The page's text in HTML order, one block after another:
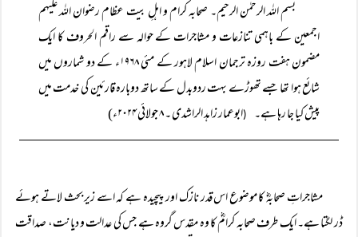
بسم اللہ الرحمٰن الرحیم۔ صحابہ کرام و اہلِ بیت عظام رضوان اللہ علیہم
اجمعین کے باہمی تنازعات و مشاجرات کے حوالہ سے راقم الحروف کا ایک
مضمون ہفت روزہ ترجمان اسلام لاہور کے مئی ۱۹۶۸ء کے دو شماروں میں
شائع ہوا تھا جسے تھوڑے بہت ردوبدل کے ساتھ دوبارہ قارئین کی خدمت میں
پیش کیا جا رہا ہے۔ (ابوعمار زاہد الراشدی ۔ ۸ جولائی ۲۰۲۴ء)
مشاجراتِ صحابہؓ کا موضوع اس قدر نازک اور پیچیدہ ہے کہ اسے زیر بحث لاتے ہوئے
ڈر لگتا ہے۔ ایک طرف صحابہ کرامؓ کا وہ مقدس گروہ ہے جس کی عدالت و دیانت، صداقت